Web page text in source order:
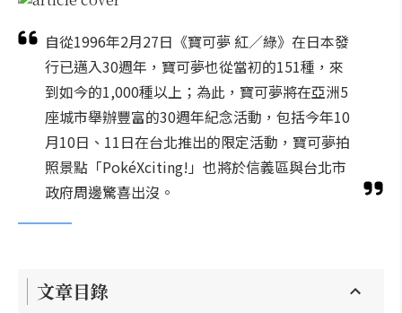
自從1996年2月27日《寶可夢 紅／綠》在日本發
行已邁入30週年，寶可夢也從當初的151種，來
到如今的1,000種以上；為此，寶可夢將在亞洲5
座城市舉辦豐富的30週年紀念活動，包括今年10
月10日、11日在台北推出的限定活動，寶可夢拍
照景點「PokéXciting!」也將於信義區與台北市
政府周邊驚喜出沒。
文章目錄